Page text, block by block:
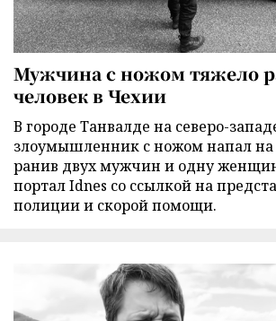
Мужчина с ножом тяжело
человек в Чехии
В городе Танвалде на северо-
злоумышленник с ножом напал
ранив двух мужчин и одну
портал Idnes со ссылкой на
полиции и скорой помощи.